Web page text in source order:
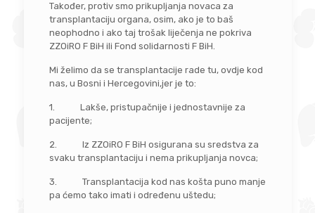
Također, protiv smo prikupljanja novaca za
transplantaciju organa, osim, ako je to baš
neophodno i ako taj trošak liječenja ne pokriva
ZZOiRO F BiH ili Fond solidarnosti F BiH.
Mi želimo da se transplantacije rade tu, ovdje kod
nas, u Bosni i Hercegovini,jer je to:
1. Lakše, pristupačnije i jednostavnije za
pacijente;
2. Iz ZZOiRO F BiH osigurana su sredstva za
svaku transplantaciju i nema prikupljanja novca;
3. Transplantacija kod nas košta puno manje
pa ćemo tako imati i određenu uštedu;